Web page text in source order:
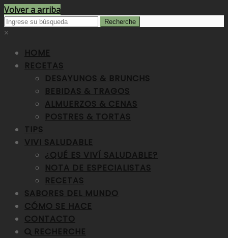
Volver a arriba
×
HOME
RECETAS
DESAYUNOS & BRUNCHS
BEBIDAS & TRAGOS
ALMUERZOS & CENAS
POSTRES & TORTAS
TIPS
VIVI SALUDABLE
¿QUÉ ES VIVÍ SALUDABLE?
NOTA DE ESPECIALISTAS
RECETAS
SABORES DEL MUNDO
CÓMO SE HACE
CONTACTO
RECHERCHE